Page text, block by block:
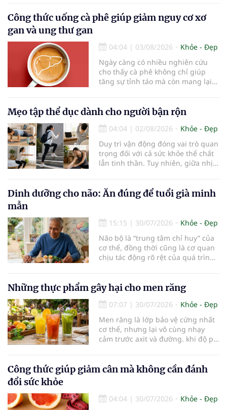
trẻ. Đây cũng là định hướng của
Trung tâm Nhãn nhi và Kiểm soát
Đô đưa vào hoạt động ngày 1/8.
Công thức uống cà phê giúp giảm nguy cơ xơ
gan và ung thư gan
04:04 | 03/08/2026
Khỏe - Đẹp
Ngày càng có nhiều nghiên cứu
cho thấy cà phê không chỉ giúp
tăng sự tỉnh táo mà còn mang lại
đóng vai trò lọc độc tố, chuyển hóa
thuốc và dự trữ nhiều vitamin,
khoáng chất thiết yếu nhưng cũng
rất dễ bị tổn thương…
Mẹo tập thể dục dành cho người bận rộn
04:04 | 02/08/2026
Khỏe - Đẹp
Duy trì vận động đóng vai trò quan
trọng đối với cả sức khỏe thể chất
lẫn tinh thần. Tuy nhiên, giữa nhịp
cho các hoạt động tập luyện
thường trở thành một thách thức
Dinh dưỡng cho não: Ăn đúng để tuổi già minh
mẫn
15:15 | 30/07/2026
Khỏe - Đẹp
Não bộ là “trung tâm chỉ huy” của
cơ thể, đồng thời cũng là cơ quan
chịu tác động rõ rệt của quá trình
mạnh, có thể góp phần bảo vệ tế
bào thần kinh, duy trì trí nhớ và
giúp NCT sống minh mẫn, tự chủ
lâu hơn.
Những thực phẩm gây hại cho men răng
07:07 | 30/07/2026
Khỏe - Đẹp
Men răng là lớp bảo vệ cứng nhất
cơ thể, nhưng lại vô cùng nhạy
cảm trước axit và đường. khi độ pH
đường cho vi khuẩn tấn công và
dẫn đến mòn men răng, sâu răng.
hại cho men răng.
Công thức giúp giảm cân mà không cần đánh
đổi sức khỏe
04:04 | 30/07/2026
Khỏe - Đẹp